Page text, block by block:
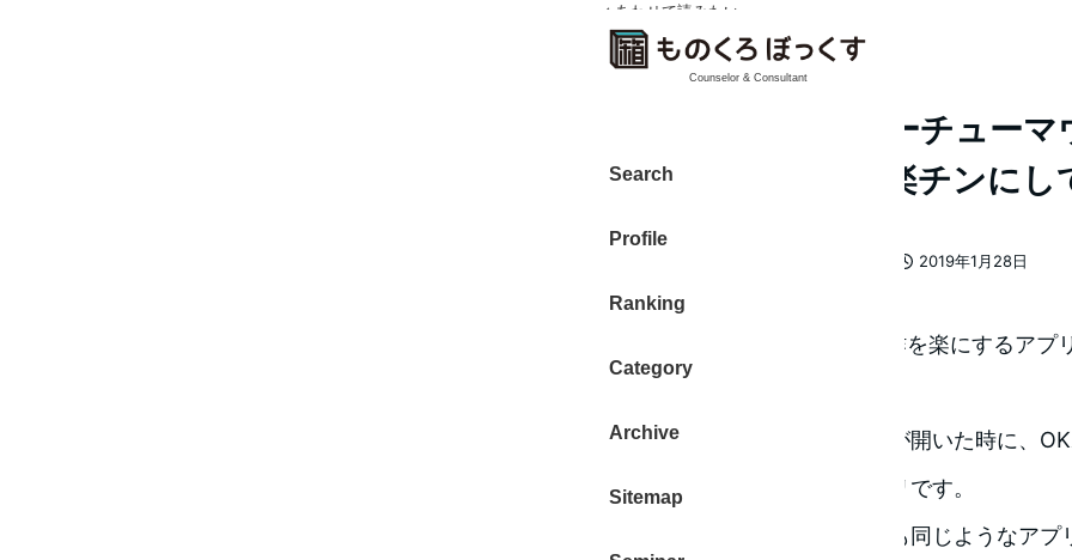
Counselor & Consultant
Search
Profile
Ranking
Category
Archive
Sitemap
SteerMouse チューチューマ
Macマウス操作を楽チンにし
2019年1月28日
者
Windows 95時代にマウス操作を楽にするアプ
確認ダイアログのウィンドウが開いた時に、
が、自動で動いてくれるアプリです。
ふっと思いまして、マックでも同じようなア
✓ あわせて読みたい
✓ あわせて読みたい